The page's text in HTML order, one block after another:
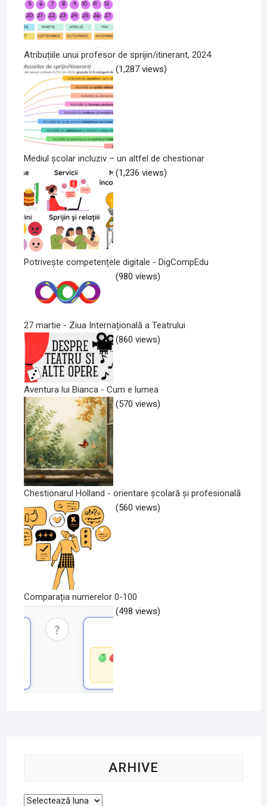
Atribuțiile unui profesor de sprijin/itinerant, 2024
(1,287 views)
Mediul școlar incluziv – un altfel de chestionar
(1,236 views)
Potrivește competențele digitale - DigCompEdu
(980 views)
27 martie - Ziua Internațională a Teatrului
(860 views)
Aventura lui Bianca - Cum e lumea
(570 views)
Chestionarul Holland - orientare școlară și profesională
(560 views)
Comparația numerelor 0-100
(498 views)
ARHIVE
Arhive